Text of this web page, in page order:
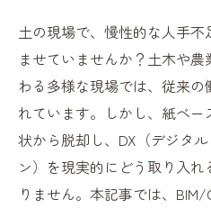
土の現場で、慢性的な人手
ませていませんか？土木や
わる多様な現場では、従来
れています。しかし、紙ベ
状から脱却し、DX（デジタ
ン）を現実的にどう取り入
りません。本記事では、